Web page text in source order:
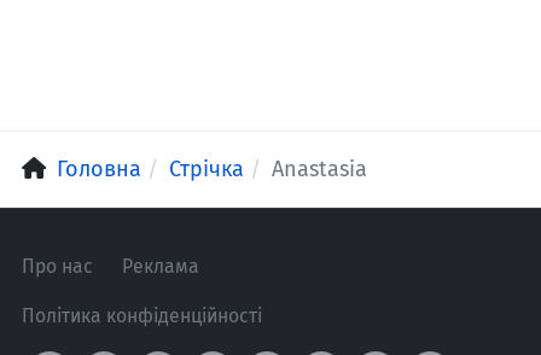
Головна Стрічка Anastasia
Про нас Реклама
Політика конфіденційності